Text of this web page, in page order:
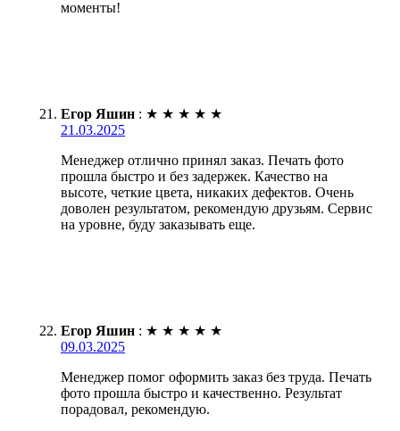
моменты!
Егор Яшин : ★ ★ ★ ★ ★
21.03.2025
Менеджер отлично принял заказ. Печать фото
прошла быстро и без задержек. Качество на
высоте, четкие цвета, никаких дефектов. Очень
доволен результатом, рекомендую друзьям. Сервис
на уровне, буду заказывать еще.
Егор Яшин : ★ ★ ★ ★ ★
09.03.2025
Менеджер помог оформить заказ без труда. Печать
фото прошла быстро и качественно. Результат
порадовал, рекомендую.